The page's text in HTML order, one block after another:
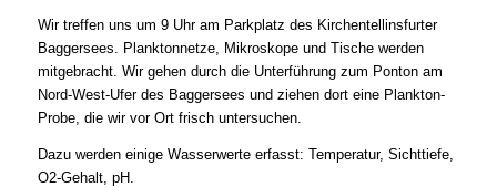
Wir treffen uns um 9 Uhr am Parkplatz des Kirchentellinsfurter
Baggersees. Planktonnetze, Mikroskope und Tische werden
mitgebracht. Wir gehen durch die Unterführung zum Ponton am
Nord-West-Ufer des Baggersees und ziehen dort eine Plankton-
Probe, die wir vor Ort frisch untersuchen.
Dazu werden einige Wasserwerte erfasst: Temperatur, Sichttiefe,
O2-Gehalt, pH.